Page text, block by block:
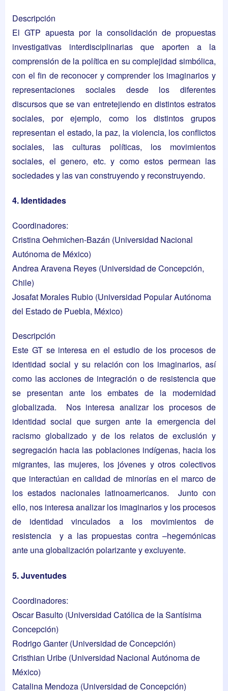
Descripción
El GTP apuesta por la consolidación de propuestas
investigativas interdisciplinarias que aporten a la
comprensión de la política en su complejidad simbólica,
con el fin de reconocer y comprender los imaginarios y
representaciones sociales desde los diferentes
discursos que se van entretejiendo en distintos estratos
sociales, por ejemplo, como los distintos grupos
representan el estado, la paz, la violencia, los conflictos
sociales, las culturas políticas, los movimientos
sociales, el genero, etc. y como estos permean las
sociedades y las van construyendo y reconstruyendo.
4. Identidades
Coordinadores:
Cristina Oehmichen-Bazán (Universidad Nacional
Autónoma de México)
Andrea Aravena Reyes (Universidad de Concepción,
Chile)
Josafat Morales Rubio (Universidad Popular Autónoma
del Estado de Puebla, México)
Descripción
Este GT se interesa en el estudio de los procesos de
identidad social y su relación con los imaginarios, así
como las acciones de integración o de resistencia que
se presentan ante los embates de la modernidad
globalizada. Nos interesa analizar los procesos de
identidad social que surgen ante la emergencia del
racismo globalizado y de los relatos de exclusión y
segregación hacia las poblaciones indígenas, hacia los
migrantes, las mujeres, los jóvenes y otros colectivos
que interactúan en calidad de minorías en el marco de
los estados nacionales latinoamericanos. Junto con
ello, nos interesa analizar los imaginarios y los procesos
de identidad vinculados a los movimientos de
resistencia y a las propuestas contra –hegemónicas
ante una globalización polarizante y excluyente.
5. Juventudes
Coordinadores:
Oscar Basulto (Universidad Católica de la Santísima
Concepción)
Rodrigo Ganter(Universidad de Concepción)
Cristhian Uribe (Universidad Nacional Autónoma de
México)
Catalina Mendoza (Universidad de Concepción)